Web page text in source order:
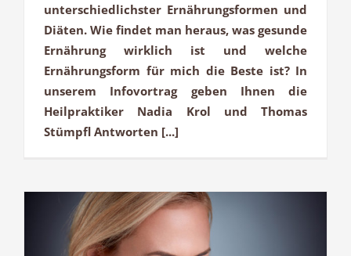
unterschiedlichster Ernährungsformen und
Diäten. Wie findet man heraus, was gesunde
Ernährung wirklich ist und welche
Ernährungsform für mich die Beste ist? In
unserem Infovortrag geben Ihnen die
Heilpraktiker Nadia Krol und Thomas
Stümpfl Antworten [...]